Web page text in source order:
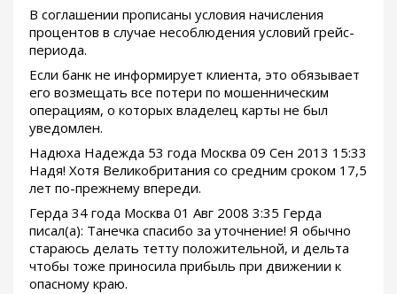
В соглашении прописаны условия начисления
процентов в случае несоблюдения условий грейс-
периода.
Если банк не информирует клиента, это обязывает
его возмещать все потери по мошенническим
операциям, о которых владелец карты не был
уведомлен.
Надюха Надежда 53 года Москва 09 Сен 2013 15:33
Надя! Хотя Великобритания со средним сроком 17,5
лет по-прежнему впереди.
Герда 34 года Москва 01 Авг 2008 3:35 Герда
писал(а): Танечка спасибо за уточнение! Я обычно
стараюсь делать тетту положительной, и дельта
чтобы тоже приносила прибыль при движении к
опасному краю.